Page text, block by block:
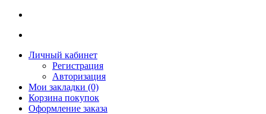
Личный кабинет
Регистрация
Авторизация
Мои закладки (0)
Корзина покупок
Оформление заказа